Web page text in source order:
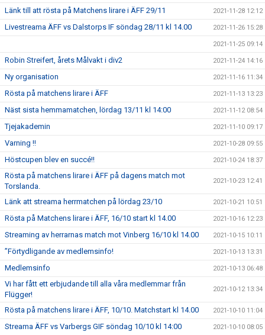
Länk till att rösta på Matchens lirare i ÄFF 29/11 2021-11-28 12:12
Livestreama ÄFF vs Dalstorps IF söndag 28/11 kl 14.00 2021-11-26 15:28
2021-11-25 09:14
Robin Streifert, årets Målvakt i div2 2021-11-24 14:16
Ny organisation 2021-11-16 11:34
Rösta på matchens lirare i ÄFF 2021-11-13 13:23
Näst sista hemmamatchen, lördag 13/11 kl 14:00 2021-11-12 08:54
Tjejakademin 2021-11-10 09:17
Varning !! 2021-10-28 09:55
Höstcupen blev en succé!! 2021-10-24 18:37
Rösta på matchens lirare i ÄFF på dagens match mot
Torslanda.
2021-10-23 12:41
Länk att streama herrmatchen på lördag 23/10 2021-10-21 10:51
Rösta på Matchens lirare i ÄFF, 16/10 start kl 14.00 2021-10-16 12:23
Streaming av herrarnas match mot Vinberg 16/10 kl 14.00 2021-10-15 10:11
”Förtydligande av medlemsinfo! 2021-10-13 13:31
Medlemsinfo 2021-10-13 06:48
Vi har fått ett erbjudande till alla våra medlemmar från
Flügger!
2021-10-12 13:34
Rösta på matchens lirare i ÄFF, 10/10. Matchstart kl 14.00 2021-10-10 11:04
Streama ÄFF vs Varbergs GIF söndag 10/10 kl 14:00 2021-10-10 08:05